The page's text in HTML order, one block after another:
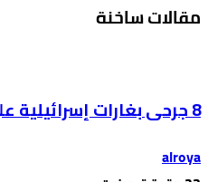
مقالات ساخنة
8 جرحى بغارات إسرائيلية على جنوب لبنان
alroya